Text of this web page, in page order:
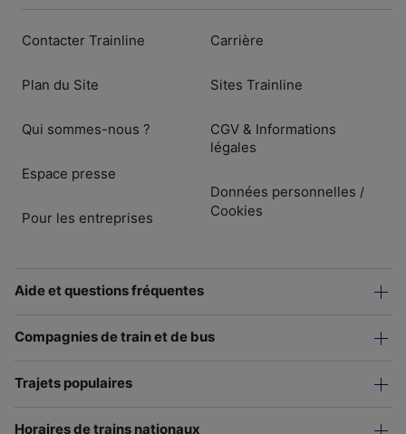
Contacter Trainline
Plan du Site
Qui sommes-nous ?
Espace presse
Pour les entreprises
Carrière
Sites Trainline
CGV & Informations
légales
Données personnelles /
Cookies
Aide et questions fréquentes
Compagnies de train et de bus
Trajets populaires
Horaires de trains nationaux